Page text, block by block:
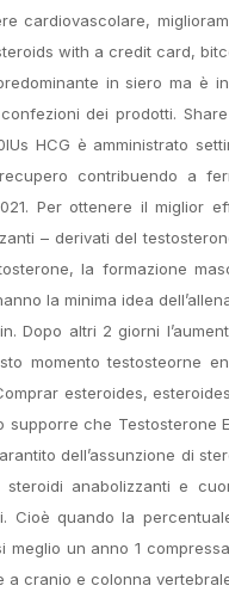
cardiovascolare,
with a credit card,
in siero ma è
dei prodotti.
HCG è amministrato
contribuendo a
Per ottenere il miglior
– derivati ​​del
la formazione
la minima idea
Dopo altri 2 giorni
momento testosteorne
esteroides,
che Testosterone
dell’assunzione di
anabolizzanti e
Cioè quando la
un anno 1
a cranio e colonna